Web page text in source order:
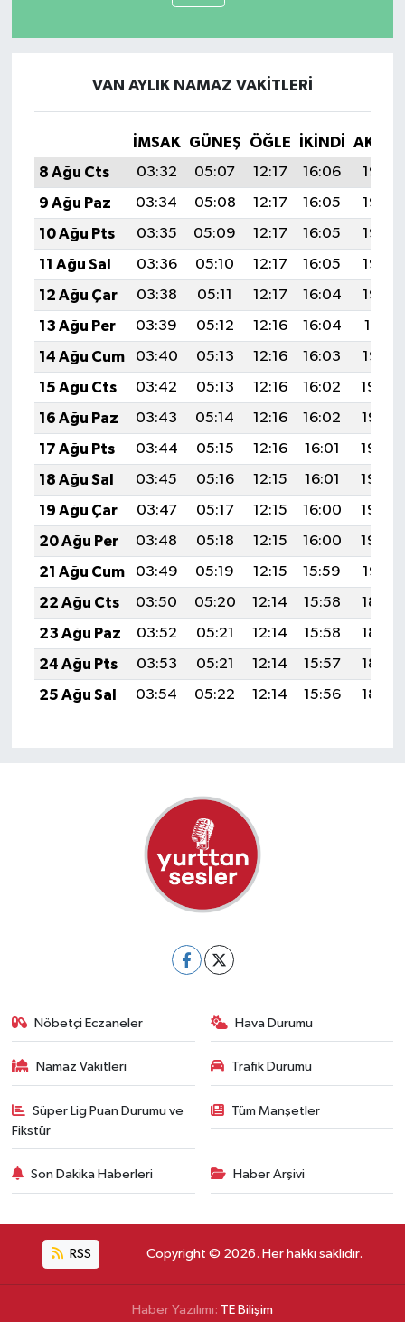
VAN AYLIK NAMAZ VAKITLERI
İMSAK GÜNEŞ ÖĞLE İKINDI
8 Ağu Cts
03:32 05:07 12:17 16:06
19:17
9 Ağu Paz
03:34 05:08 12:17 16:05
19:16
10 Ağu Pts
03:35 05:09 12:17 16:05
19:15
11 Ağu Sal
03:36 05:10 12:17 16:05
19:14
12 Ağu Çar
03:38 05:11 12:17 16:04
19:12
13 Ağu Per
03:39 05:12 12:16 16:04
19:11
14 Ağu Cum
03:40 05:13 12:16 16:03
19:10
15 Ağu Cts
03:42 05:13 12:16 16:02
19:09
16 Ağu Paz
03:43 05:14 12:16 16:02
19:07
17 Ağu Pts
03:44 05:15 12:16 16:01
19:06
18 Ağu Sal
03:45 05:16 12:15 16:01
19:05
19 Ağu Çar
03:47 05:17 12:15 16:00
19:03
20 Ağu Per
03:48 05:18 12:15 16:00
19:02
21 Ağu Cum
03:49 05:19 12:15 15:59
19:01
22 Ağu Cts
03:50 05:20 12:14 15:58
18:59
23 Ağu Paz
03:52 05:21 12:14 15:58
18:58
24 Ağu Pts
03:53 05:21 12:14 15:57
18:57
25 Ağu Sal
03:54 05:22 12:14 15:56 18:55
Nöbetçi Eczaneler Hava Durumu
Namaz Vakitleri Trafik Durumu
Süper Lig Puan Durumu ve
Fikstür
Tüm Manşetler
Son Dakika Haberleri Haber Arşivi
RSS Copyright © 2026. Her hakkı saklıdır.
Haber Yazılımı: TE Bilişim